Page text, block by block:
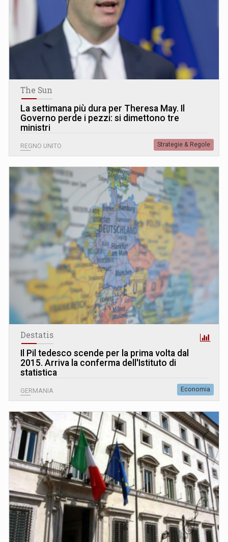
The Sun
La settimana più dura per Theresa May. Il
Governo perde i pezzi: si dimettono tre
ministri
REGNO UNITO Strategie & Regole
Destatis
Il Pil tedesco scende per la prima volta dal
2015. Arriva la conferma dell'Istituto di
statistica
GERMANIA Economia